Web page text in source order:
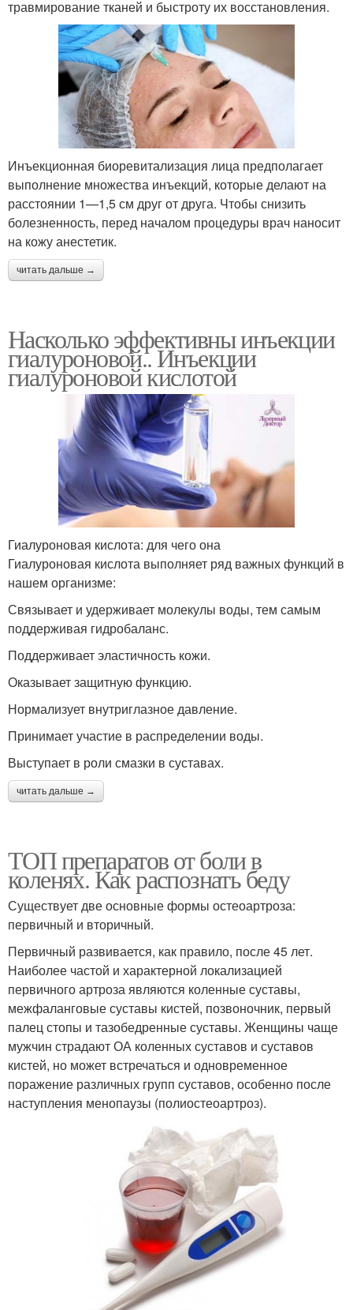
травмирование тканей и быстроту их восстановления.
Инъекционная биоревитализация лица предполагает
выполнение множества инъекций, которые делают на
расстоянии 1—1,5 см друг от друга. Чтобы снизить
болезненность, перед началом процедуры врач наносит
на кожу анестетик.
читать дальше →
Насколько эффективны инъекции
гиалуроновой.. Инъекции
гиалуроновой кислотой
Гиалуроновая кислота: для чего она
Гиалуроновая кислота выполняет ряд важных функций в
нашем организме:
Связывает и удерживает молекулы воды, тем самым
поддерживая гидробаланс.
Поддерживает эластичность кожи.
Оказывает защитную функцию.
Нормализует внутриглазное давление.
Принимает участие в распределении воды.
Выступает в роли смазки в суставах.
читать дальше →
ТОП препаратов от боли в
коленях. Как распознать беду
Существует две основные формы остеоартроза:
первичный и вторичный.
Первичный развивается, как правило, после 45 лет.
Наиболее частой и характерной локализацией
первичного артроза являются коленные суставы,
межфаланговые суставы кистей, позвоночник, первый
палец стопы и тазобедренные суставы. Женщины чаще
мужчин страдают ОА коленных суставов и суставов
кистей, но может встречаться и одновременное
поражение различных групп суставов, особенно после
наступления менопаузы (полиостеоартроз).